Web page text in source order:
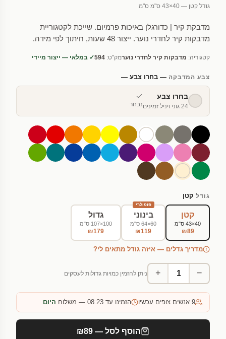
גודל קטן — 40×43 ס"מ ס"מ
מדבקת קיר | כדורגלן באיכות פרמיום. שייכת לקטגוריית
מדבקות קיר לחדרי נוער. ייצור 48 שעות, חיתוך לפי מידה.
קטגוריה: מדבקות קיר לחדרי נוערמק"ט: 594✓ במלאי — ייצור מיידי
צבע המדבקה— בחרו צבע —
בחרו צבע
24 גוני ויניל זמינים נבחר
גודל קטן
קטן
40×43 ס"מ
₪89
פופולרי
בינוני
60×64 ס"מ
₪119
גדול
100×107 ס"מ
₪179
מדריך גדלים — איזה גודל מתאים לי?
−
+ ניתן להזמין כמויות גדולות לעסקים
9 אנשים צופים עכשיו הזמינו עד 08:23 — משלוח היום
הוסף לסל — ₪89